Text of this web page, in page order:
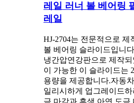
레일 러너 볼 베어링
레일
HJ-2704는 전문적으로 제
볼 베어링 슬라이드입니
냉간압연강판으로 제작
이 가능한 이 슬라이드는
용량을 제공합니다.자동
일리시하게 업그레이드